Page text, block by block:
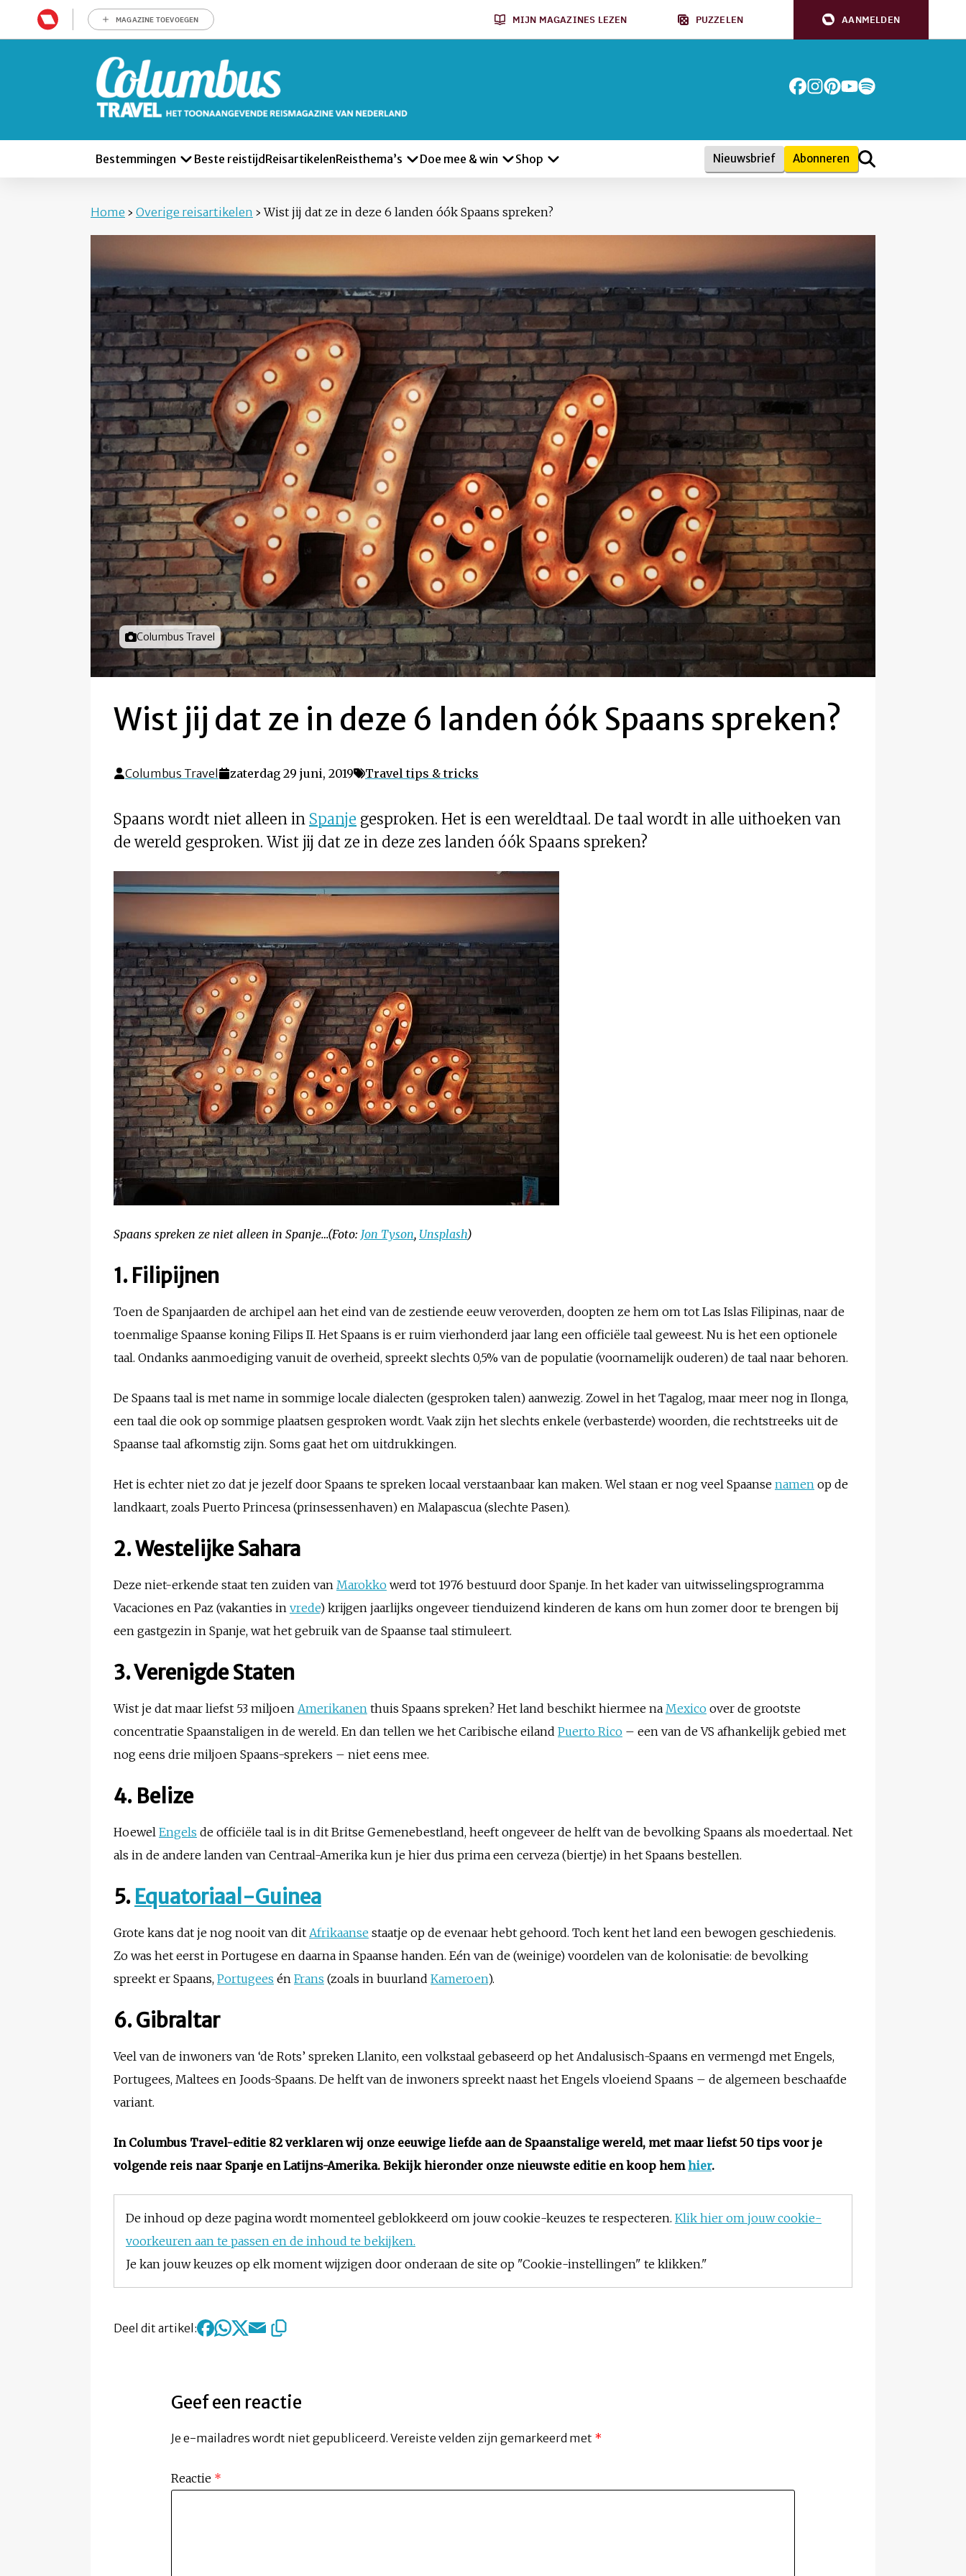
MAGAZINE TOEVOEGEN MIJN MAGAZINES LEZEN PUZZELEN AANMELDEN
Bestemmingen Beste reistijd ReisartikelenReisthema’s Doe mee & win Shop Nieuwsbrief Abonneren
Home › Overige reisartikelen › Wist jij dat ze in deze 6 landen óók Spaans spreken?
Foto door
Columbus Travel
Wist jij dat ze in deze 6 landen óók Spaans spreken?
Columbus Travel zaterdag 29 juni, 2019 Travel tips & tricks
Spaans wordt niet alleen in Spanje gesproken. Het is een wereldtaal. De taal wordt in alle uithoeken van
de wereld gesproken. Wist jij dat ze in deze zes landen óók Spaans spreken?
Spaans spreken ze niet alleen in Spanje…(Foto: Jon Tyson, Unsplash)
1. Filipijnen
Toen de Spanjaarden de archipel aan het eind van de zestiende eeuw veroverden, doopten ze hem om tot Las Islas Filipinas, naar de
toenmalige Spaanse koning Filips II. Het Spaans is er ruim vierhonderd jaar lang een officiële taal geweest. Nu is het een optionele
taal. Ondanks aanmoediging vanuit de overheid, spreekt slechts 0,5% van de populatie (voornamelijk ouderen) de taal naar behoren.
De Spaans taal is met name in sommige locale dialecten (gesproken talen) aanwezig. Zowel in het Tagalog, maar meer nog in Ilonga,
een taal die ook op sommige plaatsen gesproken wordt. Vaak zijn het slechts enkele (verbasterde) woorden, die rechtstreeks uit de
Spaanse taal afkomstig zijn. Soms gaat het om uitdrukkingen.
Het is echter niet zo dat je jezelf door Spaans te spreken locaal verstaanbaar kan maken. Wel staan er nog veel Spaanse namen op de
landkaart, zoals Puerto Princesa (prinsessenhaven) en Malapascua (slechte Pasen).
2. Westelijke Sahara
Deze niet-erkende staat ten zuiden van Marokko werd tot 1976 bestuurd door Spanje. In het kader van uitwisselingsprogramma
Vacaciones en Paz (vakanties in vrede) krijgen jaarlijks ongeveer tienduizend kinderen de kans om hun zomer door te brengen bij
een gastgezin in Spanje, wat het gebruik van de Spaanse taal stimuleert.
3. Verenigde Staten
Wist je dat maar liefst 53 miljoen Amerikanen thuis Spaans spreken? Het land beschikt hiermee na Mexico over de grootste
concentratie Spaanstaligen in de wereld. En dan tellen we het Caribische eiland Puerto Rico – een van de VS afhankelijk gebied met
nog eens drie miljoen Spaans-sprekers – niet eens mee.
4. Belize
Hoewel Engels de officiële taal is in dit Britse Gemenebestland, heeft ongeveer de helft van de bevolking Spaans als moedertaal. Net
als in de andere landen van Centraal-Amerika kun je hier dus prima een cerveza (biertje) in het Spaans bestellen.
5.Equatoriaal-Guinea
Grote kans dat je nog nooit van dit Afrikaanse staatje op de evenaar hebt gehoord. Toch kent het land een bewogen geschiedenis.
Zo was het eerst in Portugese en daarna in Spaanse handen. Eén van de (weinige) voordelen van de kolonisatie: de bevolking
spreekt er Spaans, Portugees én Frans (zoals in buurland Kameroen).
6. Gibraltar
Veel van de inwoners van ‘de Rots’ spreken Llanito, een volkstaal gebaseerd op het Andalusisch-Spaans en vermengd met Engels,
Portugees, Maltees en Joods-Spaans. De helft van de inwoners spreekt naast het Engels vloeiend Spaans – de algemeen beschaafde
variant.
In Columbus Travel-editie 82 verklaren wij onze eeuwige liefde aan de Spaanstalige wereld, met maar liefst 50 tips voor je
volgende reis naar Spanje en Latijns-Amerika. Bekijk hieronder onze nieuwste editie en koop hemhier.
De inhoud op deze pagina wordt momenteel geblokkeerd om jouw cookie-keuzes te respecteren. Klik hier om jouw cookie-
voorkeuren aan te passen en de inhoud te bekijken.
Je kan jouw keuzes op elk moment wijzigen door onderaan de site op "Cookie-instellingen" te klikken."
Deel dit artikel:
Geef een reactie
Je e-mailadres wordt niet gepubliceerd. Vereiste velden zijn gemarkeerd met *
Reactie *